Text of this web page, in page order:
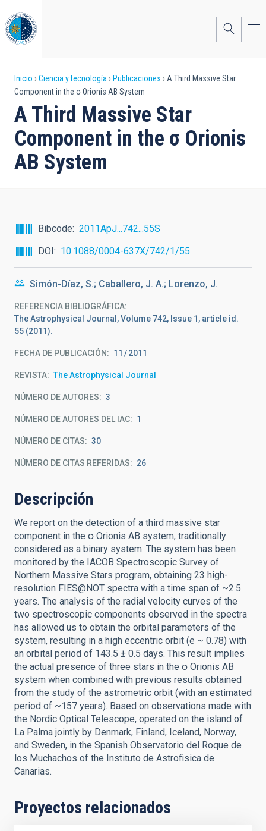
al
contenido
principal
Sobrescribir
enlaces
de
ayuda
a
Inicio Ciencia y tecnología Publicaciones
A Third Massive Star
Component in the σ Orionis AB System
A Third Massive Star
Component in the σ Orionis
AB System
Bibcode
2011ApJ...742...55S
DOI
10.1088/0004-637X/742/1/55
Simón-Díaz, S.; Caballero, J. A.; Lorenzo, J.
REFERENCIA BIBLIOGRÁFICA
The Astrophysical Journal, Volume 742, Issue 1, article id.
55 (2011).
FECHA DE PUBLICACIÓN: 11 2011
REVISTA The Astrophysical Journal
NÚMERO DE AUTORES 3
NÚMERO DE AUTORES DEL IAC 1
NÚMERO DE CITAS 30
NÚMERO DE CITAS REFERIDAS 26
Descripción
We report on the detection of a third massive star
component in the σ Orionis AB system, traditionally
considered as a binary system. The system has been
monitored by the IACOB Spectroscopic Survey of
Northern Massive Stars program, obtaining 23 high-
resolution FIES@NOT spectra with a time span of ~2.5
years. The analysis of the radial velocity curves of the
two spectroscopic components observed in the spectra
has allowed us to obtain the orbital parameters of the
system, resulting in a high eccentric orbit (e ~ 0.78) with
an orbital period of 143.5 ± 0.5 days. This result implies
the actual presence of three stars in the σ Orionis AB
system when combined with previous results obtained
from the study of the astrometric orbit (with an estimated
period of ~157 years). Based on observations made with
the Nordic Optical Telescope, operated on the island of
La Palma jointly by Denmark, Finland, Iceland, Norway,
and Sweden, in the Spanish Observatorio del Roque de
los Muchachos of the Instituto de Astrofisica de
Canarias.
Proyectos relacionados